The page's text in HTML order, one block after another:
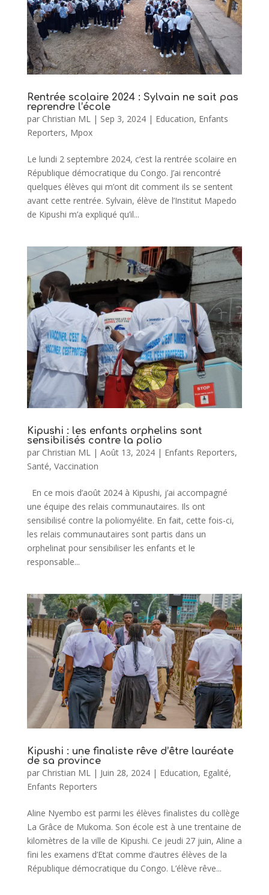
Rentrée scolaire 2024 : Sylvain ne sait pas
reprendre l’école
par Christian ML | Sep 3, 2024| Education, Enfants
Reporters, Mpox
Le lundi 2 septembre 2024, c’est la rentrée scolaire en
République démocratique du Congo. J’ai rencontré
quelques élèves qui m’ont dit comment ils se sentent
avant cette rentrée. Sylvain, élève de l’Institut Mapedo
de Kipushi m’a expliqué qu’il...
Kipushi : les enfants orphelins sont
sensibilisés contre la polio
par Christian ML | Août 13, 2024| Enfants Reporters,
Santé, Vaccination
En ce mois d’août 2024 à Kipushi, j’ai accompagné
une équipe des relais communautaires. Ils ont
sensibilisé contre la poliomyélite. En fait, cette fois-ci,
les relais communautaires sont partis dans un
orphelinat pour sensibiliser les enfants et le
responsable...
Kipushi : une finaliste rêve d’être lauréate
de sa province
par Christian ML | Juin 28, 2024| Education, Egalité,
Enfants Reporters
Aline Nyembo est parmi les élèves finalistes du collège
La Grâce de Mukoma. Son école est à une trentaine de
kilomètres de la ville de Kipushi. Ce jeudi 27 juin, Aline a
fini les examens d’Etat comme d’autres élèves de la
République démocratique du Congo. L’élève rêve...